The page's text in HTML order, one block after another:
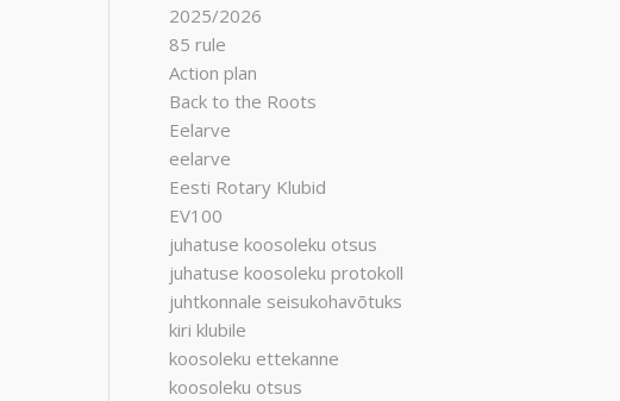
2025/2026
85 rule
Action plan
Back to the Roots
Eelarve
eelarve
Eesti Rotary Klubid
EV100
juhatuse koosoleku otsus
juhatuse koosoleku protokoll
juhtkonnale seisukohavõtuks
kiri klubile
koosoleku ettekanne
koosoleku otsus